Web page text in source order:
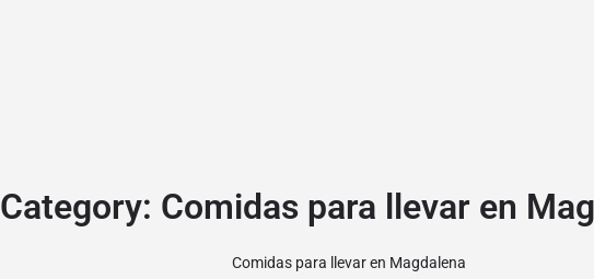
Category: Comidas para llevar en
Comidas para llevar en Magdalena